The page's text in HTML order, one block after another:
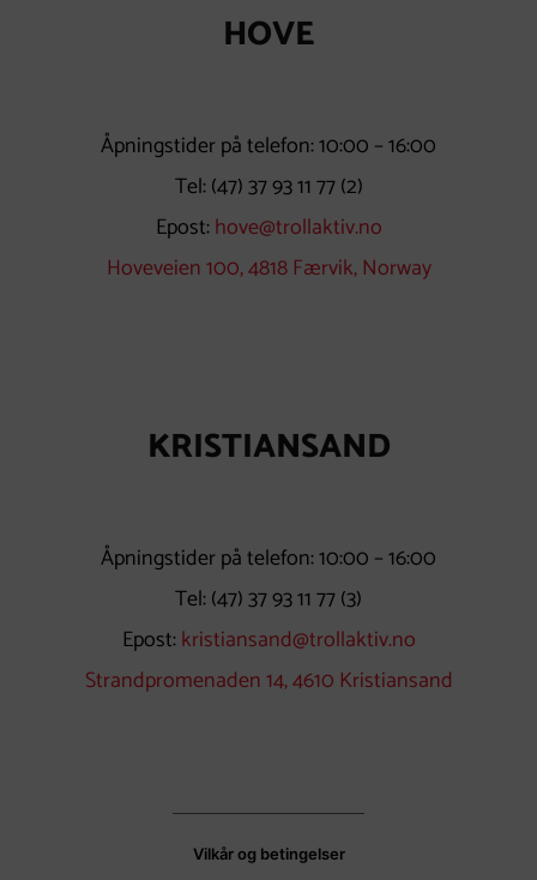
HOVE
Åpningstider på telefon: 10:00 – 16:00
Tel:(47) 37 93 11 77(2)
Epost:hove@trollaktiv.no
Hoveveien 100, 4818 Færvik, Norway
KRISTIANSAND
Åpningstider på telefon: 10:00 – 16:00
Tel:(47) 37 93 11 77(3)
Epost:kristiansand@trollaktiv.no
Strandpromenaden 14, 4610 Kristiansand
Vilkår og betingelser